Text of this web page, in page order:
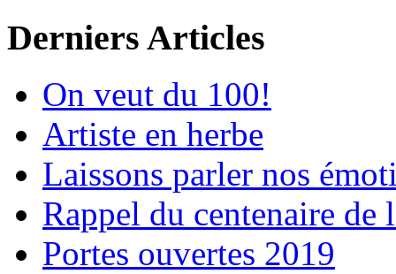
Derniers Articles
On veut du 100!
Artiste en herbe
Laissons parler nos
Rappel du centenaire de
Portes ouvertes 2019